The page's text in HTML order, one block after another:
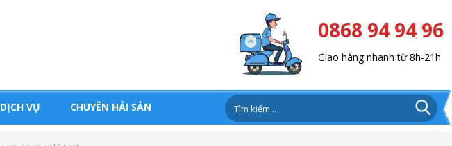
0868 94 94 96
Giao hàng nhanh từ 8h-21h
DỊCH VỤ CHUYÊN HẢI SẢN